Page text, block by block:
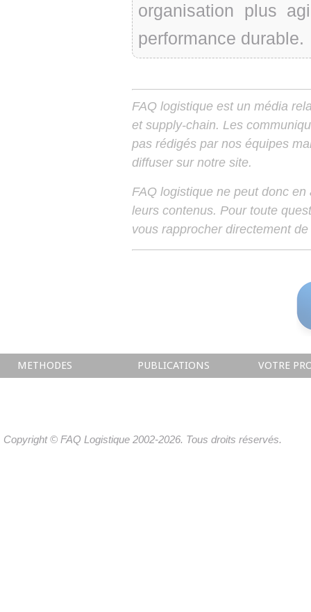
organisation plus
performance durable.
FAQ logistique est un média
et supply-chain. Les
pas rédigés par nos équipes
diffuser sur notre site.
FAQ logistique ne peut donc
leurs contenus. Pour toute
vous rapprocher directement
METHODES PUBLICATIONS VOTRE
Copyright © FAQ Logistique 2002-2026. Tous droits réservés.